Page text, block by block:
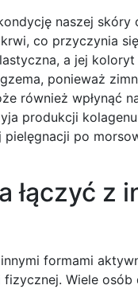
naszej
co przyczynia
a jej
ponieważ
również
produkcji
po
łączyć z
formami
Wiele osób